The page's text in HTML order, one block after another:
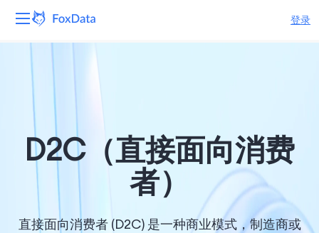
登录
解决方案
D2C（直接面向消费
者）
直接面向消费者 (D2C) 是一种商业模式，制造商或